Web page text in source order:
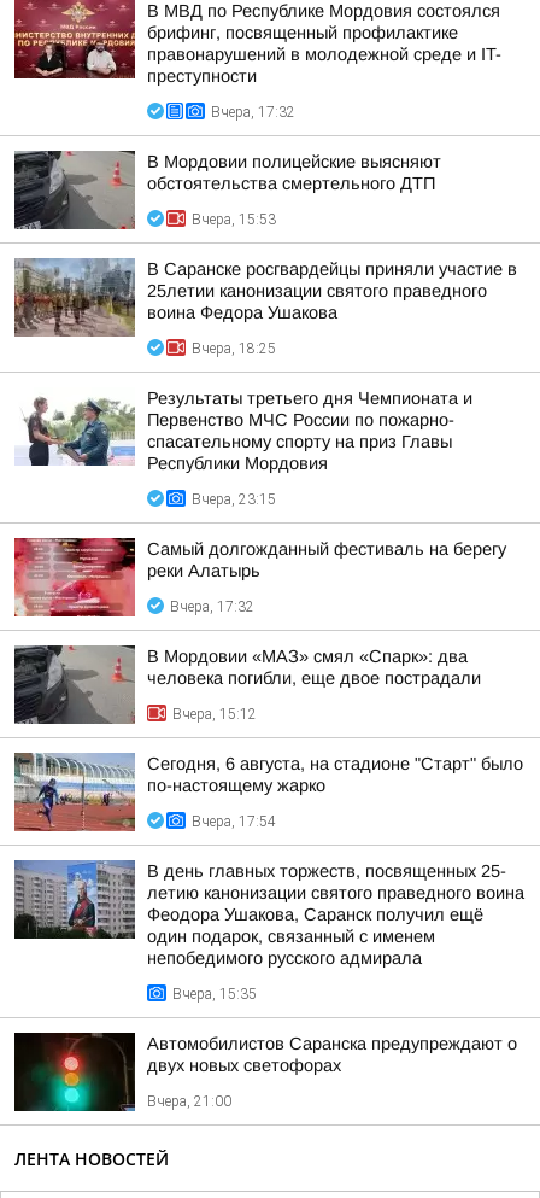
В МВД по Республике Мордовия состоялся
брифинг, посвященный профилактике
правонарушений в молодежной среде и IT-
преступности
Вчера, 17:32
В Мордовии полицейские выясняют
обстоятельства смертельного ДТП
Вчера, 15:53
В Саранске росгвардейцы приняли участие в
25летии канонизации святого праведного
воина Федора Ушакова
Вчера, 18:25
Результаты третьего дня Чемпионата и
Первенство МЧС России по пожарно-
спасательному спорту на приз Главы
Республики Мордовия
Вчера, 23:15
Самый долгожданный фестиваль на берегу
реки Алатырь
Вчера, 17:32
В Мордовии «МАЗ» смял «Спарк»: два
человека погибли, еще двое пострадали
Вчера, 15:12
Сегодня, 6 августа, на стадионе "Старт" было
по-настоящему жарко
Вчера, 17:54
В день главных торжеств, посвященных 25-
летию канонизации святого праведного воина
Феодора Ушакова, Саранск получил ещё
один подарок, связанный с именем
непобедимого русского адмирала
Вчера, 15:35
Автомобилистов Саранска предупреждают о
двух новых светофорах
Вчера, 21:00
ЛЕНТА НОВОСТЕЙ